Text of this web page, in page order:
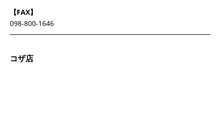
【FAX】
098-800-1646
コザ店